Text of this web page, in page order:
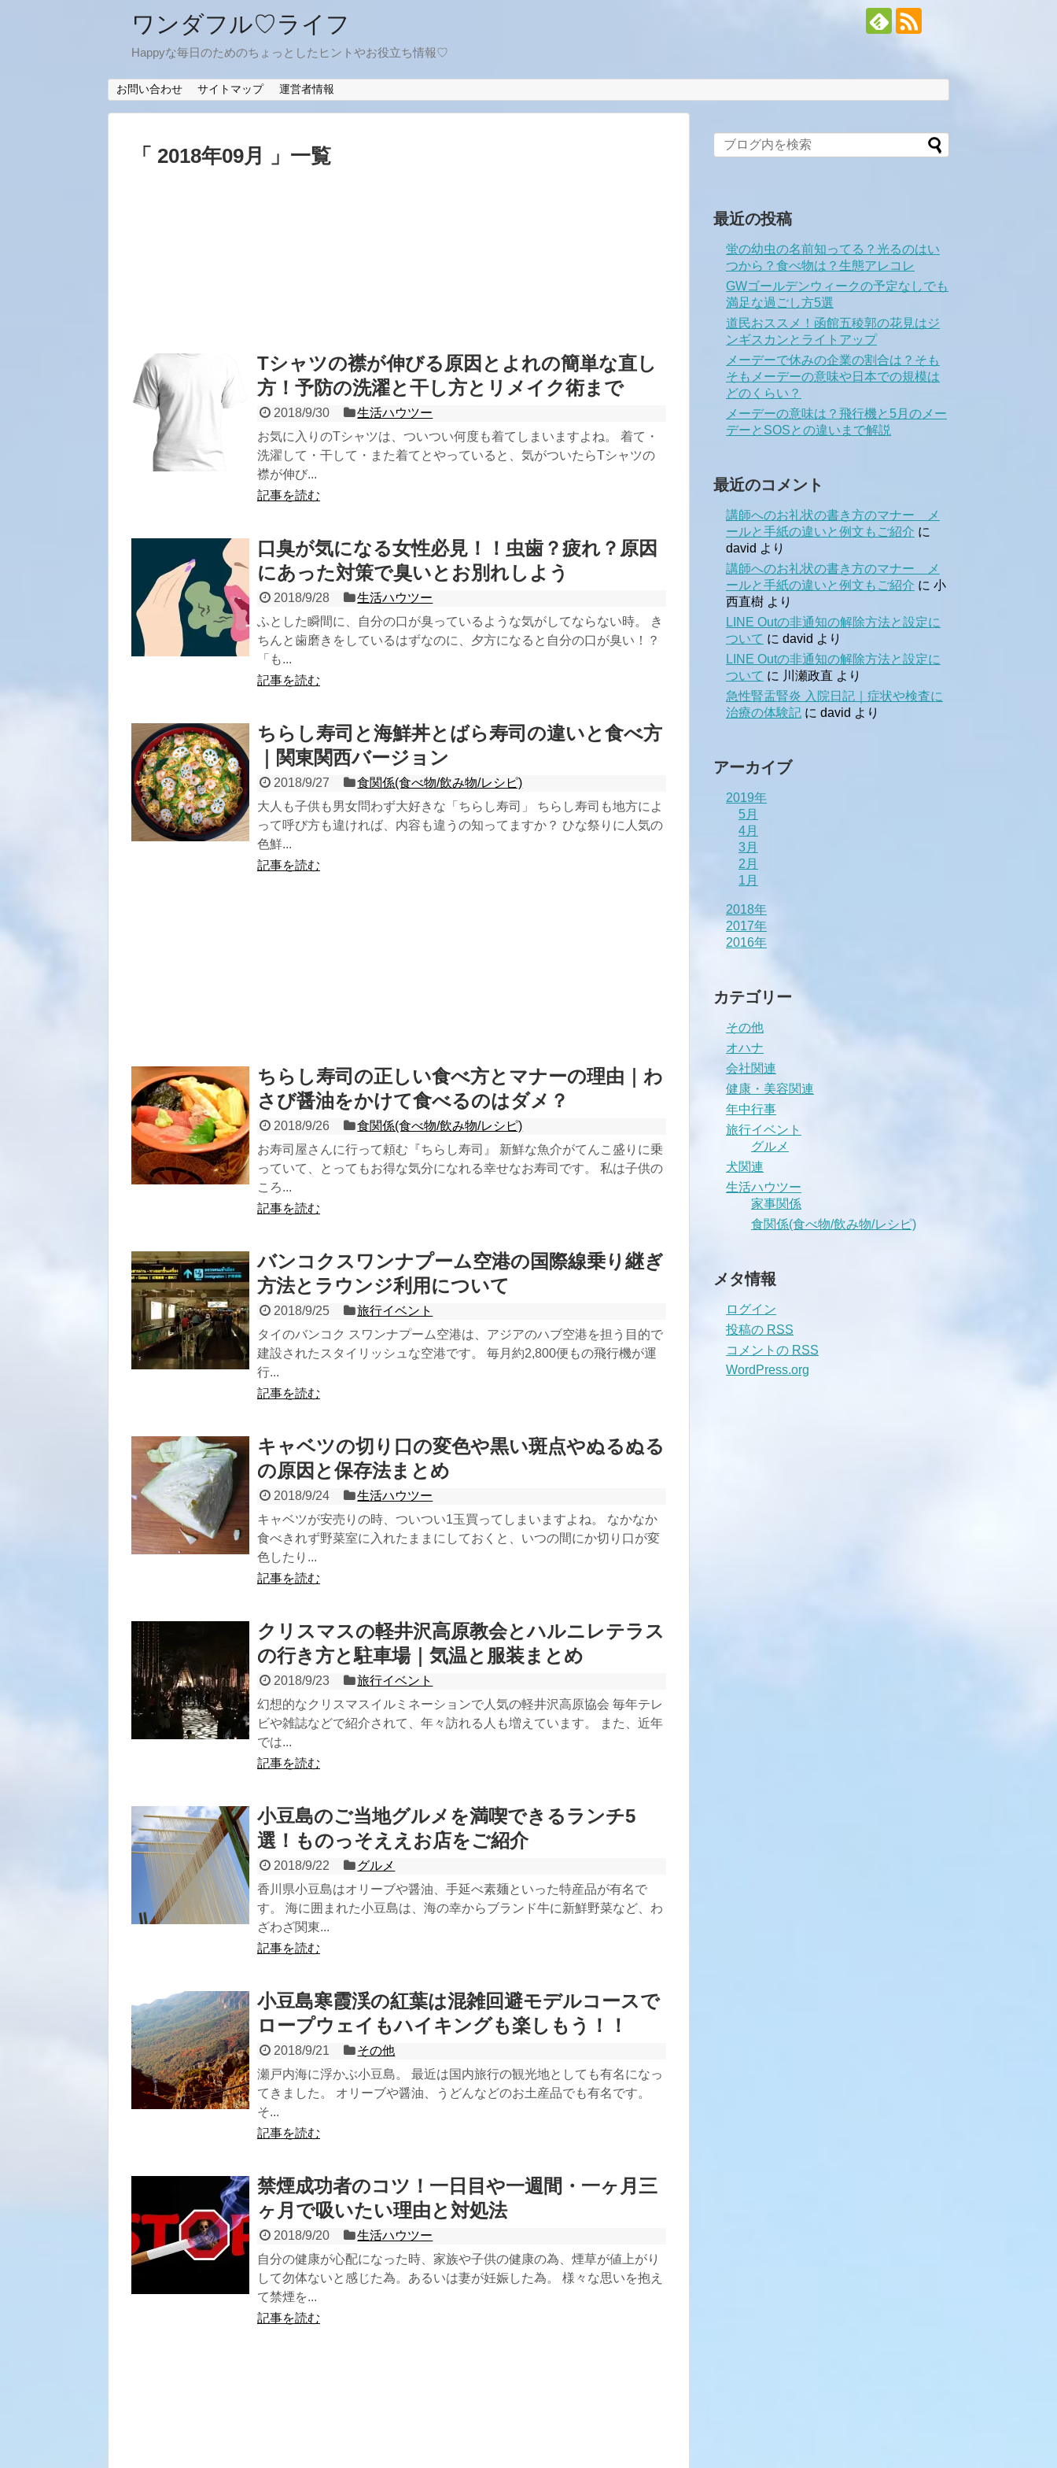
ワンダフル♡ライフ
Happyな毎日のためのちょっとしたヒントやお役立ち情報♡
お問い合わせ サイトマップ 運営者情報
「 2018年09月 」一覧
Tシャツの襟が伸びる原因とよれの簡単な直し
方！予防の洗濯と干し方とリメイク術まで
2018/9/30
生活ハウツー
お気に入りのTシャツは、ついつい何度も着てしまいますよね。 着て・
洗濯して・干して・また着てとやっていると、気がついたらTシャツの
襟が伸び...
記事を読む
口臭が気になる女性必見！！虫歯？疲れ？原因
にあった対策で臭いとお別れしよう
2018/9/28
生活ハウツー
ふとした瞬間に、自分の口が臭っているような気がしてならない時。 き
ちんと歯磨きをしているはずなのに、夕方になると自分の口が臭い！？
「も...
記事を読む
ちらし寿司と海鮮丼とばら寿司の違いと食べ方
｜関東関西バージョン
2018/9/27
食関係(食べ物/飲み物/レシピ)
大人も子供も男女問わず大好きな「ちらし寿司」 ちらし寿司も地方によ
って呼び方も違ければ、内容も違うの知ってますか？ ひな祭りに人気の
色鮮...
記事を読む
ちらし寿司の正しい食べ方とマナーの理由｜わ
さび醤油をかけて食べるのはダメ？
2018/9/26
食関係(食べ物/飲み物/レシピ)
お寿司屋さんに行って頼む『ちらし寿司』 新鮮な魚介がてんこ盛りに乗
っていて、とってもお得な気分になれる幸せなお寿司です。 私は子供の
ころ...
記事を読む
バンコクスワンナプーム空港の国際線乗り継ぎ
方法とラウンジ利用について
2018/9/25
旅行イベント
タイのバンコク スワンナプーム空港は、アジアのハブ空港を担う目的で
建設されたスタイリッシュな空港です。 毎月約2,800便もの飛行機が運
行...
記事を読む
キャベツの切り口の変色や黒い斑点やぬるぬる
の原因と保存法まとめ
2018/9/24
生活ハウツー
キャベツが安売りの時、ついつい1玉買ってしまいますよね。 なかなか
食べきれず野菜室に入れたままにしておくと、いつの間にか切り口が変
色したり...
記事を読む
クリスマスの軽井沢高原教会とハルニレテラス
の行き方と駐車場｜気温と服装まとめ
2018/9/23
旅行イベント
幻想的なクリスマスイルミネーションで人気の軽井沢高原協会 毎年テレ
ビや雑誌などで紹介されて、年々訪れる人も増えています。 また、近年
では...
記事を読む
小豆島のご当地グルメを満喫できるランチ5
選！ものっそええお店をご紹介
2018/9/22
グルメ
香川県小豆島はオリーブや醤油、手延べ素麺といった特産品が有名で
す。 海に囲まれた小豆島は、海の幸からブランド牛に新鮮野菜など、わ
ざわざ関東...
記事を読む
小豆島寒霞渓の紅葉は混雑回避モデルコースで
ロープウェイもハイキングも楽しもう！！
2018/9/21
その他
瀬戸内海に浮かぶ小豆島。 最近は国内旅行の観光地としても有名になっ
てきました。 オリーブや醤油、うどんなどのお土産品でも有名です。
そ...
記事を読む
禁煙成功者のコツ！一日目や一週間・一ヶ月三
ヶ月で吸いたい理由と対処法
2018/9/20
生活ハウツー
自分の健康が心配になった時、家族や子供の健康の為、煙草が値上がり
して勿体ないと感じた為。あるいは妻が妊娠した為。 様々な思いを抱え
て禁煙を...
記事を読む
最近の投稿
蛍の幼虫の名前知ってる？光るのはい
つから？食べ物は？生態アレコレ
GWゴールデンウィークの予定なしでも
満足な過ごし方5選
道民おススメ！函館五稜郭の花見はジ
ンギスカンとライトアップ
メーデーで休みの企業の割合は？そも
そもメーデーの意味や日本での規模は
どのくらい？
メーデーの意味は？飛行機と5月のメー
デーとSOSとの違いまで解説
最近のコメント
講師へのお礼状の書き方のマナー メ
ールと手紙の違いと例文もご紹介 に
david より
講師へのお礼状の書き方のマナー メ
ールと手紙の違いと例文もご紹介 に 小
西直樹 より
LINE Outの非通知の解除方法と設定に
ついて に david より
LINE Outの非通知の解除方法と設定に
ついて に 川瀬政直 より
急性腎盂腎炎 入院日記｜症状や検査に
治療の体験記 に david より
アーカイブ
2019年
5月
4月
3月
2月
1月
2018年
2017年
2016年
カテゴリー
その他
オハナ
会社関連
健康・美容関連
年中行事
旅行イベント
グルメ
犬関連
生活ハウツー
家事関係
食関係(食べ物/飲み物/レシピ)
メタ情報
ログイン
投稿の RSS
コメントの RSS
WordPress.org